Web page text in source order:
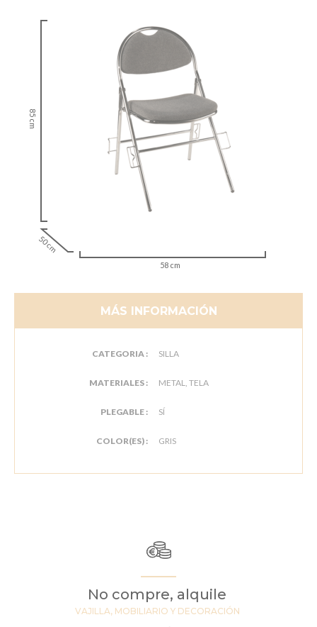
85 cm
50 cm
58 cm
MÁS INFORMACIÓN
CATEGORIA : SILLA
MATERIALES : METAL, TELA
PLEGABLE : SÍ
COLOR(ES) : GRIS
No compre, alquile
VAJILLA, MOBILIARIO Y DECORACIÓN